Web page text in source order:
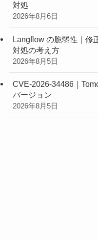
対処
2026年8月6日
Langflow の脆弱性｜修
対処の考え方
2026年8月5日
CVE-2026-34486｜
バージョン
2026年8月5日